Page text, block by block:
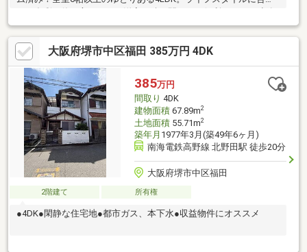
お待ちしております♪
大阪府堺市中区福田 385万円 4DK
385万円
間取り 4DK
建物面積67.89m2
土地面積55.71m2
築年月 1977年3月(築49年6ヶ月)
南海電鉄高野線 北野田駅 徒歩20分
大阪府堺市中区福田
2階建て 所有権
●4DK●閑静な住宅地●都市ガス、本下水●収益物件にオススメ